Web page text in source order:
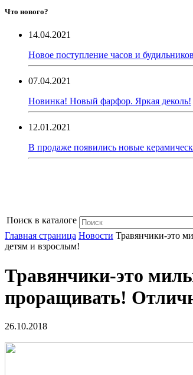
Что нового?
14.04.2021
Новое поступление часов и
07.04.2021
Новинка! Новый фарфор. Яркая деколь!
12.01.2021
В продаже появились новые
Поиск в каталоге
Главная страница Новости Травянчики-это
детям и взрослым!
Травянчики-это
проращивать!
26.10.2018